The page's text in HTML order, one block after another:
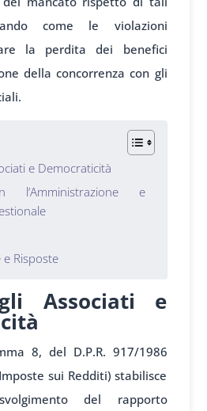
come le violazioni
la perdita dei benefici
della concorrenza con gli
e Democraticità
l’Amministrazione e
Risposte
Associati e
8, del D.P.R. 917/1986
sui Redditi) stabilisce
del rapporto